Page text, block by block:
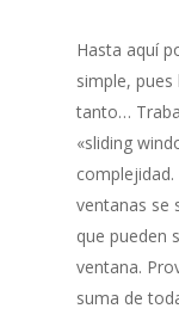
Hasta aquí
simple,
tanto…
«sliding
ventanas se
que pueden
ventana.
suma de